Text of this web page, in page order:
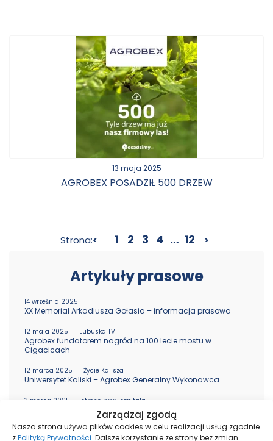
Zarządzaj zgodą
Nasza strona używa plików cookies w celu realizacji usług zgodnie
zPolityką Prywatności. Dalsze korzystanie ze strony bez zmian
13 maja 2025
AGROBEX POSADZIŁ 500 DRZEW
Strona:< 1 2 3 4 … 12 >
Artykuły prasowe
14 września 2025
XX Memoriał Arkadiusza Gołasia – informacja prasowa
12 maja 2025 Lubuska TV
Agrobex fundatorem nagród na 100 lecie mostu w
Cigacicach
12 marca 2025 Życie Kalisza
Uniwersytet Kaliski – Agrobex Generalny Wykonawca
3 marca 2025 strona www szpitala
Fundacja Funkomitywa
10 stycznia 2025 Orszak Trzech Króli